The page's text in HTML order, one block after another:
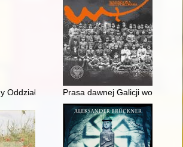
Oddziału PTTK Strzelno (1957-2022) :
Prasa dawnej Galicji wobec